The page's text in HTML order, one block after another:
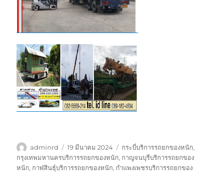
ผู้
เขียน
adminrd
เขียน
เมื่อ
19 มีนาคม 2024
ป้าย
กำกับ
กระบี่บริการรถยกของหนัก,
กรุงเทพมหานครบริการรถยกของหนัก, กาญจนบุรีบริการรถยกของ
หนัก, กาฬสินธุ์บริการรถยกของหนัก, กำแพงเพชรบริการรถยกของ